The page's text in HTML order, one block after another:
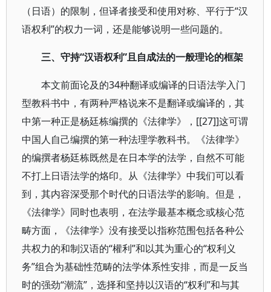
（日语）的限制，但译者接受和使用对称、平行于“汉
语权利”的权力一词，还是能够说明一些问题的。
三、守持“汉语权利”且自成法的一般理论的框架
本文前面论及的34种翻译或编译的日语法学入门
型教科书中，有两种严格说来不是翻译或编译的，其
中第一种正是杨廷栋编撰的《法律学》，[[27]]这可谓
中国人自己编撰的第一种法理学教科书。《法律学》
的编撰者杨廷栋既然是在日本学的法学，自然不可能
不打上日语法学的烙印。从《法律学》中我们可以看
到，其内容深受那个时代的日语法学的影响。但是，
《法律学》同时也表明，在法学最基本概念或核心范
畴方面，《法律学》没有接受以指称范围包括各种公
共权力的和制汉语的“權利”和以其为重心的“权利义
务”组合为基础性范畴的法学体系性安排，而是一反当
时的强劲“潮流”，选择和坚持以汉语的“权利”和与其